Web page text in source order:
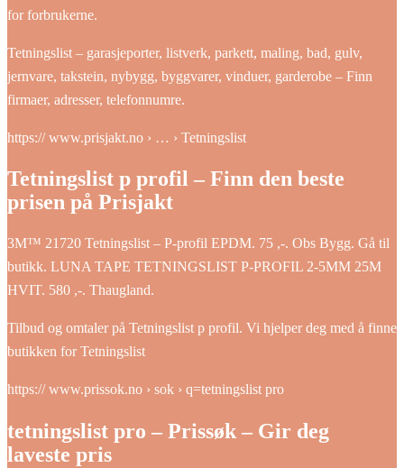
for forbrukerne.
Tetningslist – garasjeporter, listverk, parkett, maling, bad, gulv,
jernvare, takstein, nybygg, byggvarer, vinduer, garderobe – Finn
firmaer, adresser, telefonnumre.
https:// www.prisjakt.no › … › Tetningslist
Tetningslist p profil – Finn den beste
prisen på Prisjakt
3M™ 21720 Tetningslist – P-profil EPDM. 75 ,-. Obs Bygg. Gå til
butikk. LUNA TAPE TETNINGSLIST P-PROFIL 2-5MM 25M
HVIT. 580 ,-. Thaugland.
Tilbud og omtaler på Tetningslist p profil. Vi hjelper deg med å finne
butikken for Tetningslist
https:// www.prissok.no › sok › q=tetningslist pro
tetningslist pro – Prissøk – Gir deg
laveste pris